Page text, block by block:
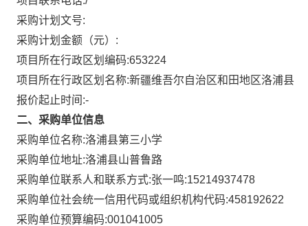
采购计划文号:
采购计划金额（元）:
项目所在行政区划编码:653224
项目所在行政区划名称:新疆维吾尔自治区和田地区洛浦县
报价起止时间:-
二、采购单位信息
采购单位名称:洛浦县第三小学
采购单位地址:洛浦县山普鲁路
采购单位联系人和联系方式:张一鸣:15214937478
采购单位社会统一信用代码或组织机构代码:458192622
采购单位预算编码:001041005